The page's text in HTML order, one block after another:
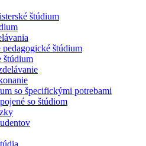
štúdium
štúdium
štúdium
so špecifickými potrebami
so štúdiom